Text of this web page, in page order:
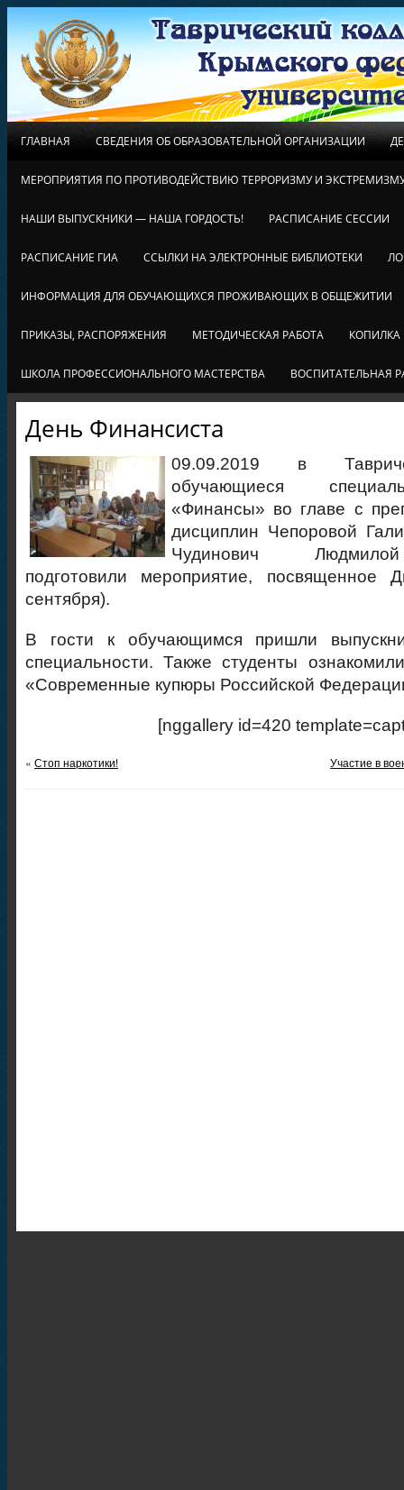
ГЛАВНАЯ СВЕДЕНИЯ ОБ ОБРАЗОВАТЕЛЬНОЙ ОРГАНИЗАЦИИ
МЕРОПРИЯТИЯ ПО ПРОТИВОДЕЙСТВИЮ ТЕРРОРИЗМУ И
НАШИ ВЫПУСКНИКИ — НАША ГОРДОСТЬ! РАСПИСАНИЕ СЕССИИ
РАСПИСАНИЕ ГИА ССЫЛКИ НА ЭЛЕКТРОННЫЕ БИБЛИОТЕКИ
ИНФОРМАЦИЯ ДЛЯ ОБУЧАЮЩИХСЯ ПРОЖИВАЮЩИХ В ОБЩЕЖИТИИ
ПРИКАЗЫ, РАСПОРЯЖЕНИЯ МЕТОДИЧЕСКАЯ РАБОТА КОПИЛКА
ШКОЛА ПРОФЕССИОНАЛЬНОГО МАСТЕРСТВА ВОСПИТАТЕЛЬНАЯ
День Финансиста
09.09.2019 в
обучающиеся
«Финансы» во главе с
дисциплин Чепоровой
Чудинович
подготовили мероприятие, посвященное
сентября).
В гости к обучающимся пришли
специальности. Также студенты
«Современные купюры Российской
[nggallery id=420
« Стоп наркотики! Участие в